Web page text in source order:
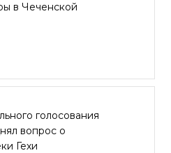
в Чеченской
голосования
вопрос о
Гехи